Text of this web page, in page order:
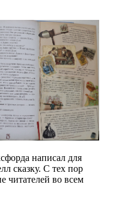
написал для
сказку. С тех пор
читателей во всем